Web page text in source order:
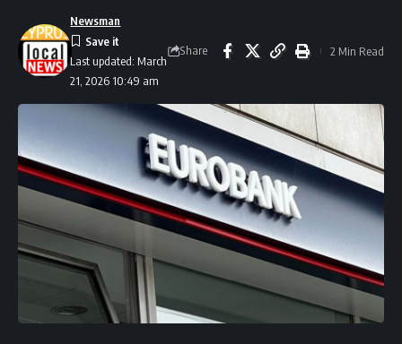
Last updated: March
21, 2026 10:49 am
Newsman
Share 2 Min Read